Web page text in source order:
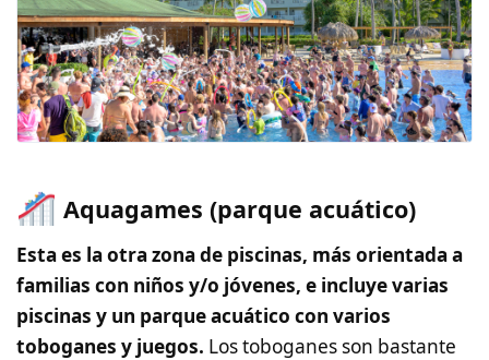
Aquagames (parque acuático)
Esta es la otra zona de piscinas, más orientada a
familias con niños y/o jóvenes, e incluye varias
piscinas y un parque acuático con varios
toboganes y juegos. Los toboganes son bastante